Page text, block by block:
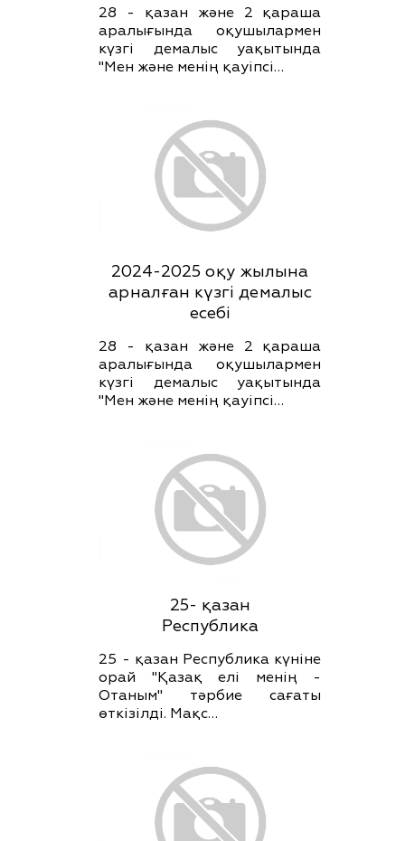
28 - қазан және 2 қараша
аралығында оқушылармен
күзгі демалыс уақытында
"Мен және менің қауіпсі…
2024-2025 оқу жылына
арналған күзгі демалыс
есебі
28 - қазан және 2 қараша
аралығында оқушылармен
күзгі демалыс уақытында
"Мен және менің қауіпсі…
25- қазан
Республика
25 - қазан Республика күніне
орай "Қазақ елі менің -
Отаным" тәрбие сағаты
өткізілді. Мақс…